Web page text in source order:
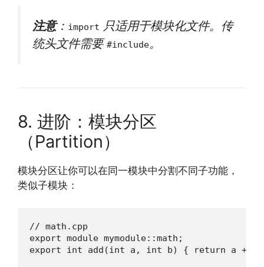
注意： import 只适用于模块化文件。传
统头文件需要#include。
8. 进阶：模块分区
（Partition）
模块分区让你可以在同一模块中分割不同子功能，
类似子模块：
// math.cpp
export module mymodule::math;
export int add(int a, int b) { return a +